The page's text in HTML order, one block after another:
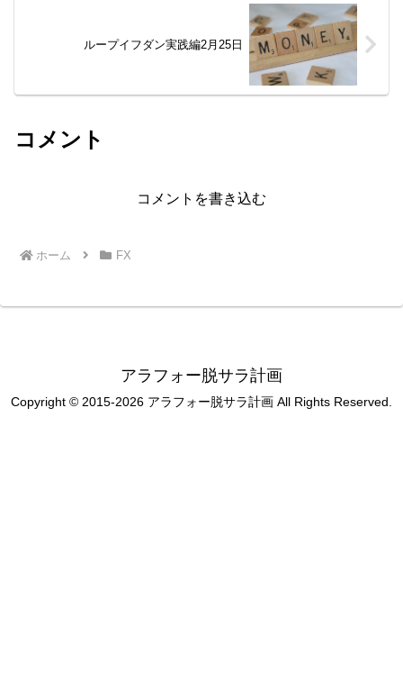
ループイフダン実践編2月25日
コメント
コメントを書き込む
ホーム FX
アラフォー脱サラ計画
Copyright © 2015-2026 アラフォー脱サラ計画 All Rights Reserved.